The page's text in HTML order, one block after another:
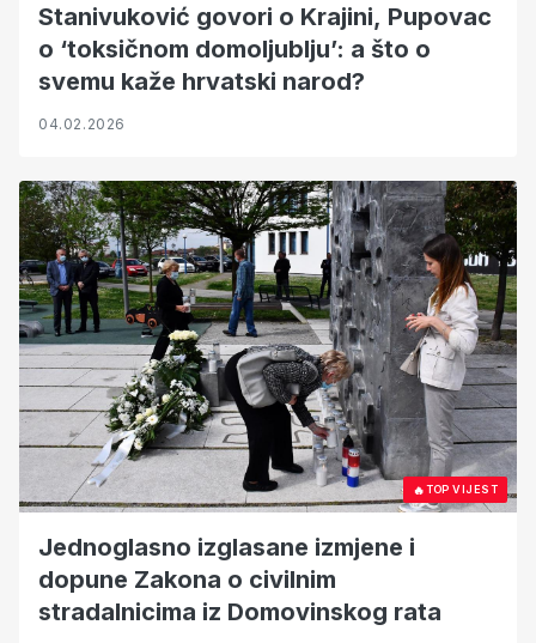
Stanivuković govori o Krajini, Pupovac
o ‘toksičnom domoljublju’: a što o
svemu kaže hrvatski narod?
04.02.2026
🔥TOP VIJEST
Jednoglasno izglasane izmjene i
dopune Zakona o civilnim
stradalnicima iz Domovinskog rata